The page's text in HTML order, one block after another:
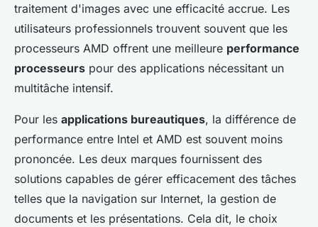
traitement d'images avec une efficacité accrue. Les
utilisateurs professionnels trouvent souvent que les
processeurs AMD offrent une meilleure performance
processeurs pour des applications nécessitant un
multitâche intensif.
Pour les applications bureautiques, la différence de
performance entre Intel et AMD est souvent moins
prononcée. Les deux marques fournissent des
solutions capables de gérer efficacement des tâches
telles que la navigation sur Internet, la gestion de
documents et les présentations. Cela dit, le choix